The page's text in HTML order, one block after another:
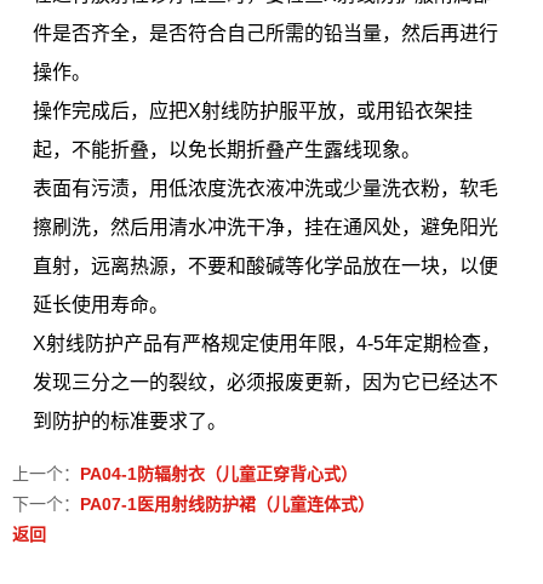
件是否齐全，是否符合自己所需的铅当量，然后再进行
操作。
操作完成后，应把X射线防护服平放，或用铅衣架挂
起，不能折叠，以免长期折叠产生露线现象。
表面有污渍，用低浓度洗衣液冲洗或少量洗衣粉，软毛
擦刷洗，然后用清水冲洗干净，挂在通风处，避免阳光
直射，远离热源，不要和酸碱等化学品放在一块，以便
延长使用寿命。
X射线防护产品有严格规定使用年限，4-5年定期检查，
发现三分之一的裂纹，必须报废更新，因为它已经达不
到防护的标准要求了。
上一个： PA04-1防辐射衣（儿童正穿背心式）
下一个： PA07-1医用射线防护裙（儿童连体式）
返回